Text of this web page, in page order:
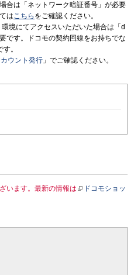
合は「ネットワーク暗証番号」が必要
はこちら をご確認ください。
境にてアクセスいただいた場合は「d
です。ドコモの契約回線をお持ちでな
。
ウント発行 」でご確認ください。
います。最新の情報は
ドコモショッ